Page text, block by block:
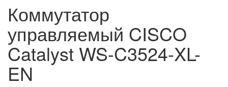
Коммутатор
управляемый CISCO
Catalyst WS-C3524-XL-
EN